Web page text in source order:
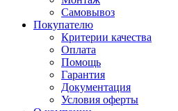
Самовывоз
Покупателю
Критерии качества
Оплата
Помощь
Гарантия
Документация
Условия оферты